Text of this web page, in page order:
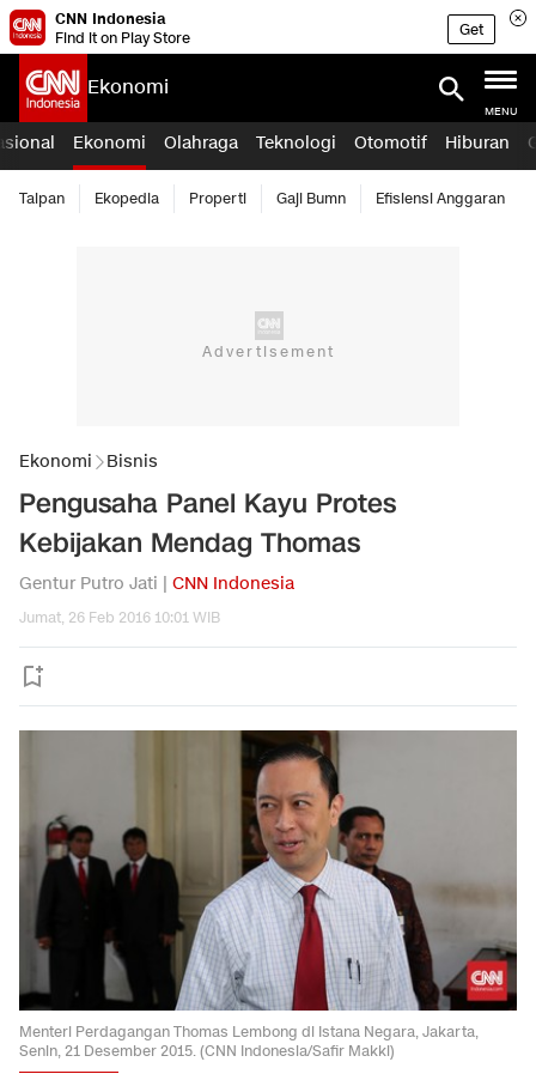
CNN Indonesia
Find it on Play Store
Get
Ekonomi
MENU
Ekonomi Olahraga Teknologi Otomotif Hiburan
Taipan Ekopedia Properti Gaji Bumn Efisiensi Anggaran
Ekonomi Bisnis
Pengusaha Panel Kayu Protes
Kebijakan Mendag Thomas
Gentur Putro Jati | CNN Indonesia
Jumat, 26 Feb 2016 10:01 WIB
Menteri Perdagangan Thomas Lembong di Istana Negara, Jakarta,
Senin, 21 Desember 2015. (CNN Indonesia/Safir Makki)